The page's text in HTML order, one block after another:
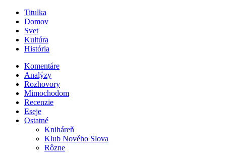
Titulka
Domov
Svet
Kultúra
História
Komentáre
Analýzy
Rozhovory
Mimochodom
Recenzie
Eseje
Ostatné
Kniháreň
Klub Nového Slova
Rôzne